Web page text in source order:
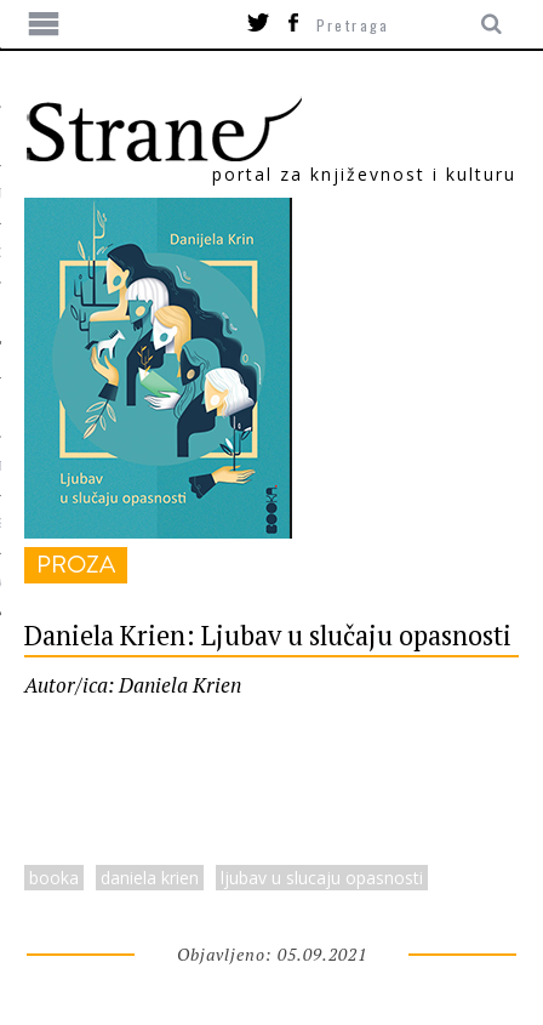
portal za književnost i kulturu
PROZA
Daniela Krien: Ljubav u slučaju opasnosti
Autor/ica: Daniela Krien
booka daniela krien ljubav u slucaju opasnosti
Objavljeno: 05.09.2021